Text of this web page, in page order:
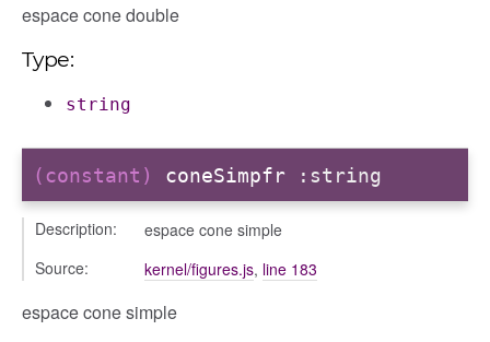
espace cone double
Type:
string
(constant) coneSimpfr :string
Description:
espace cone simple
Source:
kernel/figures.js, line 183
espace cone simple